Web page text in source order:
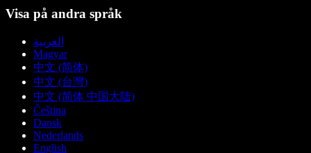
Visa på andra språk
العربية
Magyar
中文 (简体)
中文 (台灣)
中文 (简体 中国大陆)
Čeština
Dansk
Nederlands
English